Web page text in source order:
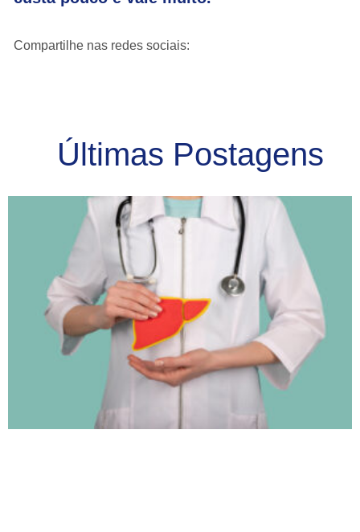
Compartilhe nas redes sociais:
Últimas Postagens